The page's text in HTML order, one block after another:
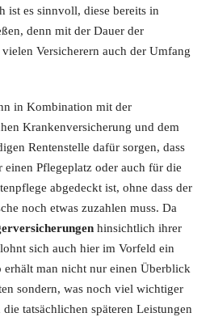
ist es sinnvoll, diese bereits in
denn mit der Dauer der
Versicherern auch der Umfang
in Kombination mit der
Krankenversicherung und dem
Rentenstelle dafür sorgen, dass
Pflegeplatz oder auch für die
abgedeckt ist, ohne dass der
noch etwas zuzahlen muss. Da
hinsichtlich ihrer
sich auch hier im Vorfeld ein
erhält man nicht nur einen Überblick
sondern, was noch viel wichtiger
tatsächlichen späteren Leistungen